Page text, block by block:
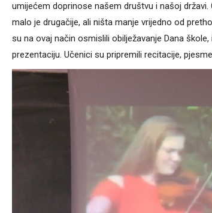
umijećem doprinose našem društvu i našoj
malo je drugačije, ali ništa manje vrijedno od
su na ovaj način osmislili obilježavanje Dana
prezentaciju. Učenici su pripremili recitacije,